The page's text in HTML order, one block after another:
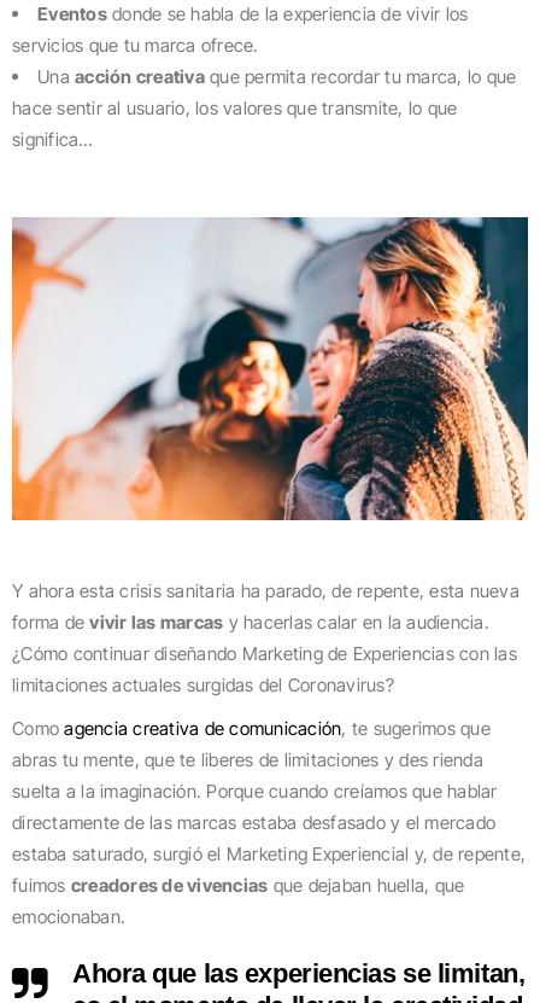
Eventosdonde se habla de la experiencia de vivir los
servicios que tu marca ofrece.
Una acción creativaque permita recordar tu marca, lo que
hace sentir al usuario, los valores que transmite, lo que
significa…
Y ahora esta crisis sanitaria ha parado, de repente, esta nueva
forma devivir las marcas y hacerlas calar en la audiencia.
¿Cómo continuar diseñando Marketing de Experiencias con las
limitaciones actuales surgidas del Coronavirus?
Comoagencia creativa de comunicación, te sugerimos que
abras tu mente, que te liberes de limitaciones y des rienda
suelta a la imaginación. Porque cuando creíamos que hablar
directamente de las marcas estaba desfasado y el mercado
estaba saturado, surgió el Marketing Experiencial y, de repente,
fuimos creadores de vivencias que dejaban huella, que
emocionaban.
Ahora que las experiencias se limitan,